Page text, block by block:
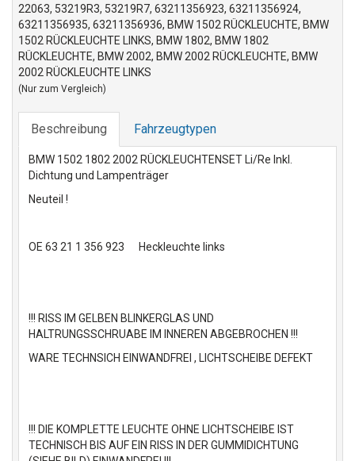
22063, 53219R3, 53219R7, 63211356923, 63211356924,
63211356935, 63211356936, BMW 1502 RÜCKLEUCHTE, BMW
1502 RÜCKLEUCHTE LINKS, BMW 1802, BMW 1802
RÜCKLEUCHTE, BMW 2002, BMW 2002 RÜCKLEUCHTE, BMW
2002 RÜCKLEUCHTE LINKS
(Nur zum Vergleich)
Beschreibung Fahrzeugtypen
BMW 1502 1802 2002 RÜCKLEUCHTENSET Li/Re Inkl.
Dichtung und Lampenträger
Neuteil !
OE 63 21 1 356 923 Heckleuchte links
!!! RISS IM GELBEN BLINKERGLAS UND
HALTRUNGSSCHRUABE IM INNEREN ABGEBROCHEN !!!
WARE TECHNSICH EINWANDFREI , LICHTSCHEIBE DEFEKT
!!! DIE KOMPLETTE LEUCHTE OHNE LICHTSCHEIBE IST
TECHNISCH BIS AUF EIN RISS IN DER GUMMIDICHTUNG